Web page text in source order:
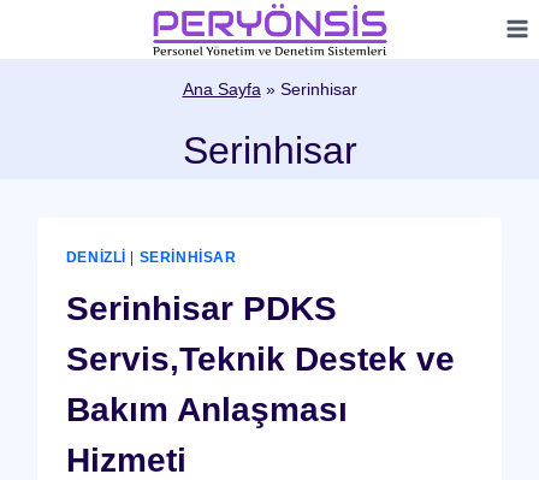
Ana Sayfa» Serinhisar
Serinhisar
DENIZLI | SERINHISAR
Serinhisar PDKS
Servis,Teknik Destek ve
Bakım Anlaşması
Hizmeti